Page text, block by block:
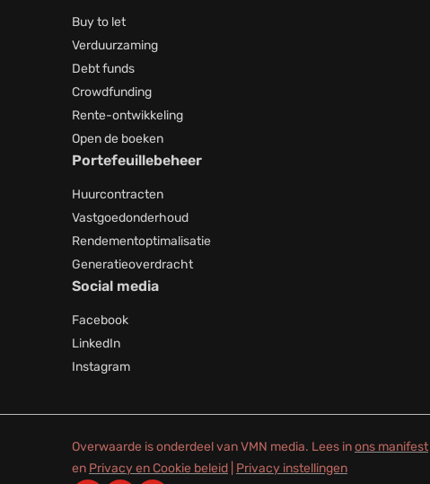
Buy to let
Verduurzaming
Debt funds
Crowdfunding
Rente-ontwikkeling
Open de boeken
Portefeuillebeheer
Huurcontracten
Vastgoedonderhoud
Rendementoptimalisatie
Generatieoverdracht
Social media
Facebook
LinkedIn
Instagram
Overwaarde is onderdeel van VMN media. Lees inons manifest
en Privacy en Cookie beleid Privacy instellingen